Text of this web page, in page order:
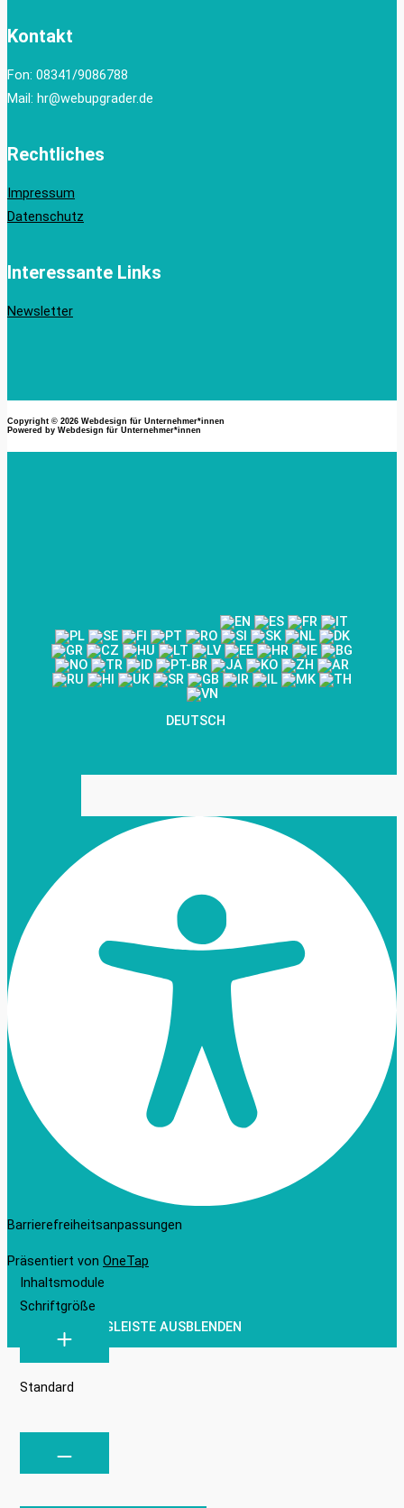
Kontakt
Fon: 08341/9086788
Mail: hr@webupgrader.de
Rechtliches
Impressum
Datenschutz
Interessante Links
Newsletter
Copyright © 2026 Webdesign für Unternehmer*innen
Powered by Webdesign für Unternehmer*innen
DEUTSCH
Barrierefreiheitsanpassungen
Präsentiert von OneTap
WERKZEUGLEISTE AUSBLENDEN
Inhaltsmodule
Schriftgröße
Standard